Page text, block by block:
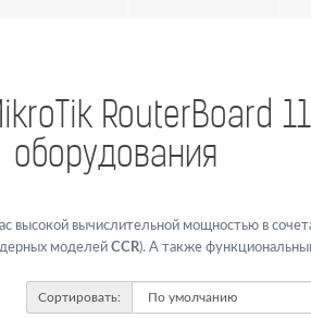
RouterBoard
оборудования
высокой вычислительной мощностью в
моделей CCR). А также
Сортировать: